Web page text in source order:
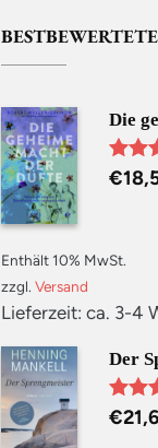
Die
€
Enthält 10% MwSt.
zzgl. Versand
Lieferzeit: ca. 3-4
Der
€